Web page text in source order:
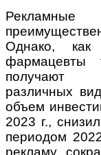
Рекламные
Однако,
фармацевты
получают
различных
объем
2023 г.,
периодом
рекламу